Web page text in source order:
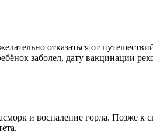
отказаться от
заболел, дату вакцинации
и воспаление горла. Позже к